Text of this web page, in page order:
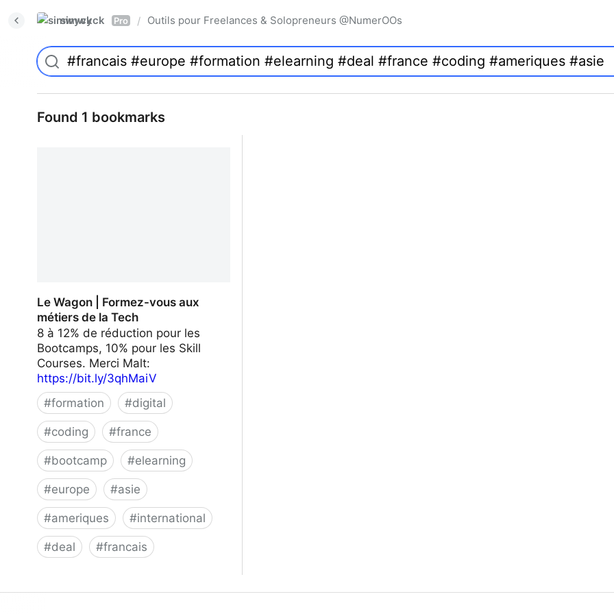
simwyck Pro / Outils pour Freelances & Solopreneurs @NumerOOs
Found 1 bookmarks
Le Wagon | Formez-vous aux
métiers de la Tech
8 à 12% de réduction pour les
Bootcamps, 10% pour les Skill
Courses. Merci Malt:
https://bit.ly/3qhMaiV
#formation #digital
#coding #france
#bootcamp #elearning
#europe #asie
#ameriques #international
#deal #francais